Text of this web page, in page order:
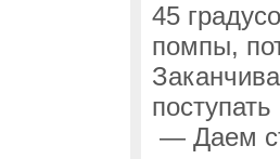
45
помпы,
— Даем